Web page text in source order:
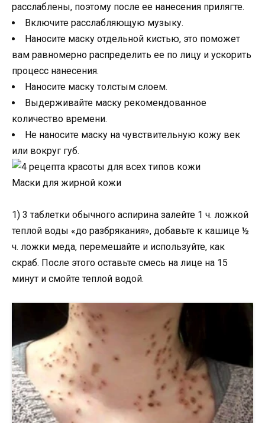
расслаблены, поэтому после ее нанесения прилягте.
Включите расслабляющую музыку.
Наносите маску отдельной кистью, это поможет
вам равномерно распределить ее по лицу и ускорить
процесс нанесения.
Наносите маску толстым слоем.
Выдерживайте маску рекомендованное
количество времени.
Не наносите маску на чувствительную кожу век
или вокруг губ.
Маски для жирной кожи
1) 3 таблетки обычного аспирина залейте 1 ч. ложкой
теплой воды «до разбрякания», добавьте к кашице ½
ч. ложки меда, перемешайте и используйте, как
скраб. После этого оставьте смесь на лице на 15
минут и смойте теплой водой.